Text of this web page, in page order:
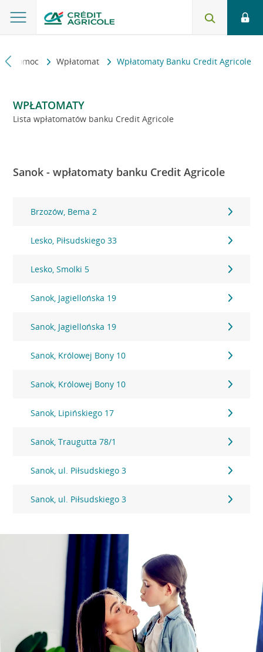
i pomoc Wpłatomat Wpłatomaty Banku Credit Agricole
WPŁATOMATY
Lista wpłatomatów banku Credit Agricole
Sanok - wpłatomaty banku Credit Agricole
Brzozów, Bema 2
Lesko, Piłsudskiego 33
Lesko, Smolki 5
Sanok, Jagiellońska 19
Sanok, Jagiellońska 19
Sanok, Królowej Bony 10
Sanok, Królowej Bony 10
Sanok, Lipińskiego 17
Sanok, Traugutta 78/1
Sanok, ul. Piłsudskiego 3
Sanok, ul. Piłsudskiego 3